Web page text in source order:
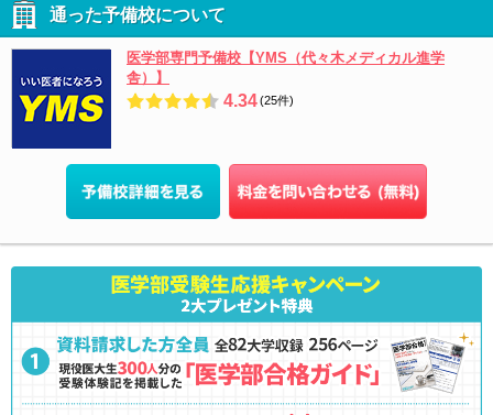
通った予備校について
医学部専門予備校【YMS（代々木メディカル進学
舎）】
4.34(25件)